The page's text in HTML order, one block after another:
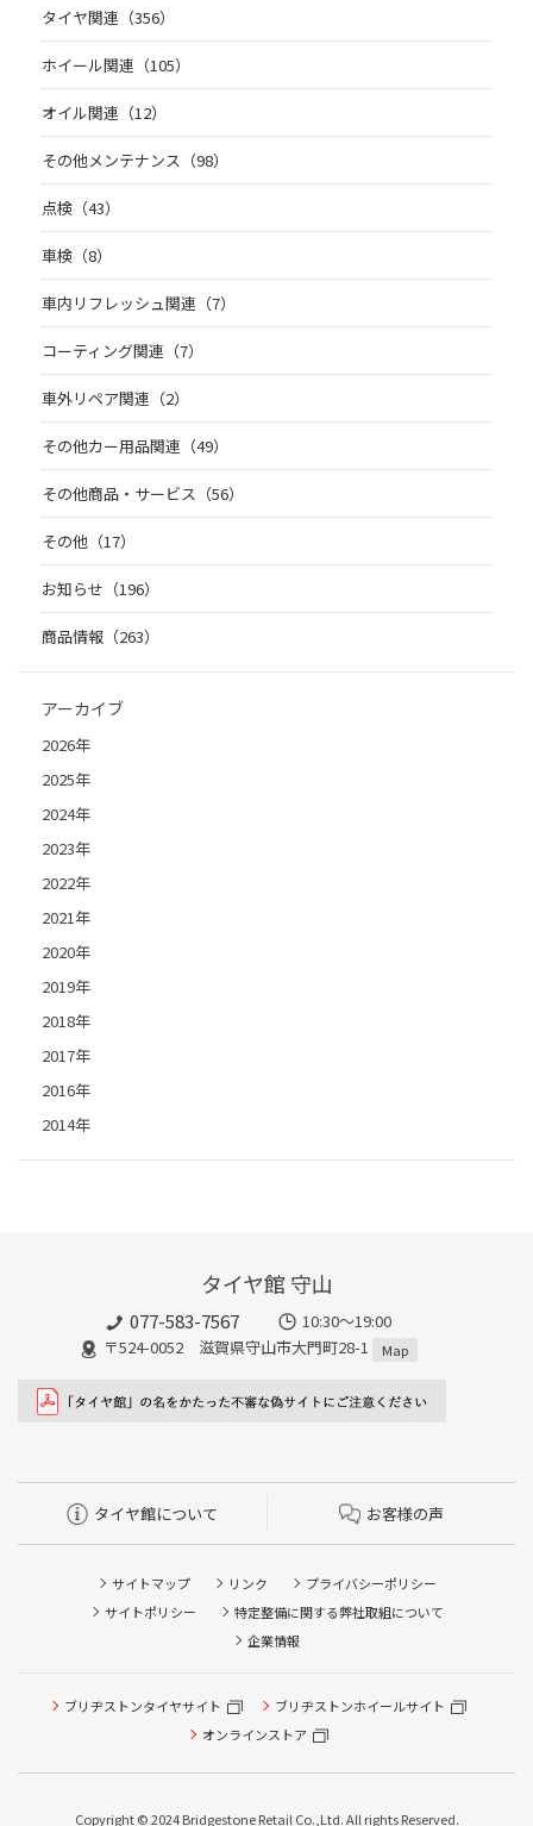
タイヤ関連（356）
ホイール関連（105）
オイル関連（12）
その他メンテナンス（98）
点検（43）
車検（8）
車内リフレッシュ関連（7）
コーティング関連（7）
車外リペア関連（2）
その他カー用品関連（49）
その他商品・サービス（56）
その他（17）
お知らせ（196）
商品情報（263）
アーカイブ
2026年
2025年
2024年
2023年
2022年
2021年
2020年
2019年
2018年
2017年
2016年
2014年
タイヤ館 守山
077-583-7567
10:30～19:00
〒524-0052 滋賀県守山市大門町28-1
Map
タイヤ館について お客様の声
サイトマップ リンク
プライバシーポリシー
サイトポリシー
特定整備に関する弊社取組について
企業情報
ブリヂストンタイヤサイト
ブリヂストンホイールサイト
オンラインストア
Copyright © 2024 Bridgestone Retail Co.,Ltd. All rights Reserved.
タイヤ点検・安全点検/タイヤ履き替え/オイル交換/その他
ピット作業の予約